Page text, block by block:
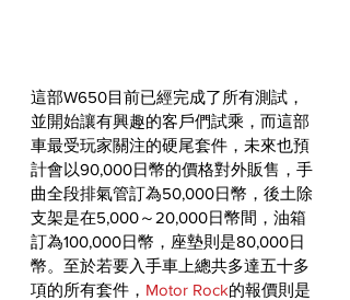
這部W650目前已經完成了所有測試，
並開始讓有興趣的客戶們試乘，而這部
車最受玩家關注的硬尾套件，未來也預
計會以90,000日幣的價格對外販售，手
曲全段排氣管訂為50,000日幣，後土除
支架是在5,000～20,000日幣間，油箱
訂為100,000日幣，座墊則是80,000日
幣。至於若要入手車上總共多達五十多
項的所有套件， Motor Rock的報價則是